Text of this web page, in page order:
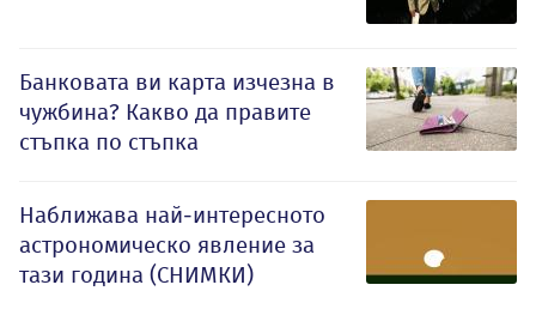
Банковата ви карта изчезна в
чужбина? Какво да правите
стъпка по стъпка
Наближава най-интересното
астрономическо явление за
тази година (СНИМКИ)